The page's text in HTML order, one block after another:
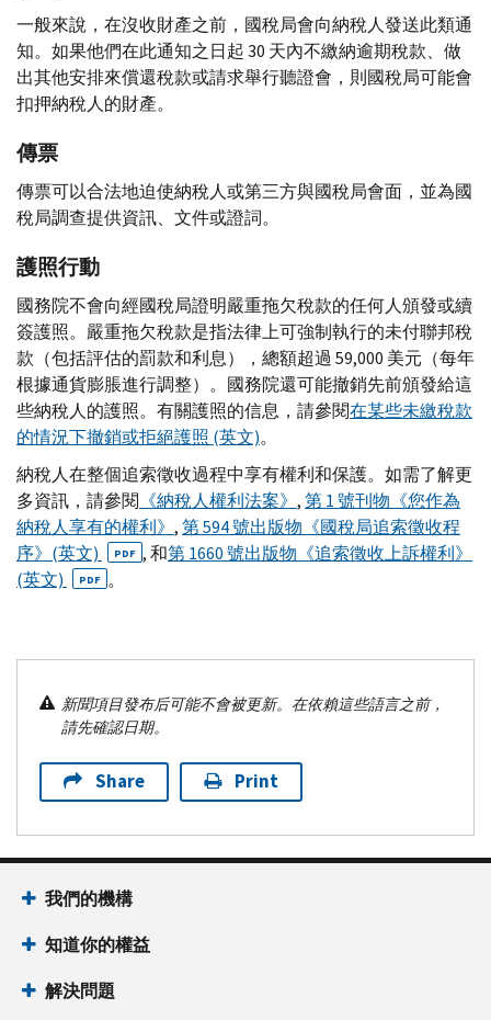
一般來說，在沒收財產之前，國稅局會向納稅人發送此類通
知。如果他們在此通知之日起 30 天內不繳納逾期稅款、做
出其他安排來償還稅款或請求舉行聽證會，則國稅局可能會
扣押納稅人的財產。
傳票
傳票可以合法地迫使納稅人或第三方與國稅局會面，並為國
稅局調查提供資訊、文件或證詞。
護照行動
國務院不會向經國稅局證明嚴重拖欠稅款的任何人頒發或續
簽護照。嚴重拖欠稅款是指法律上可強制執行的未付聯邦稅
款（包括評估的罰款和利息），總額超過 59,000 美元（每年
根據通貨膨脹進行調整）。國務院還可能撤銷先前頒發給這
些納稅人的護照。有關護照的信息，請參閱在某些未繳稅款
的情況下撤銷或拒絕護照 (英文)。
納稅人在整個追索徵收過程中享有權利和保護。如需了解更
多資訊，請參閱 《納稅人權利法案》 ,第 1 號刊物《您作為
納稅人享有的權利》 ,第 594 號出版物《國稅局追索徵收程
序》(英文)
PDF , 和第 1660 號出版物《追索徵收上訴權利》
(英文)
PDF 。
新聞項目發布后可能不會被更新。在依賴這些語言之前，
請先確認日期。
Share Print
我們的機構
知道你的權益
解決問題